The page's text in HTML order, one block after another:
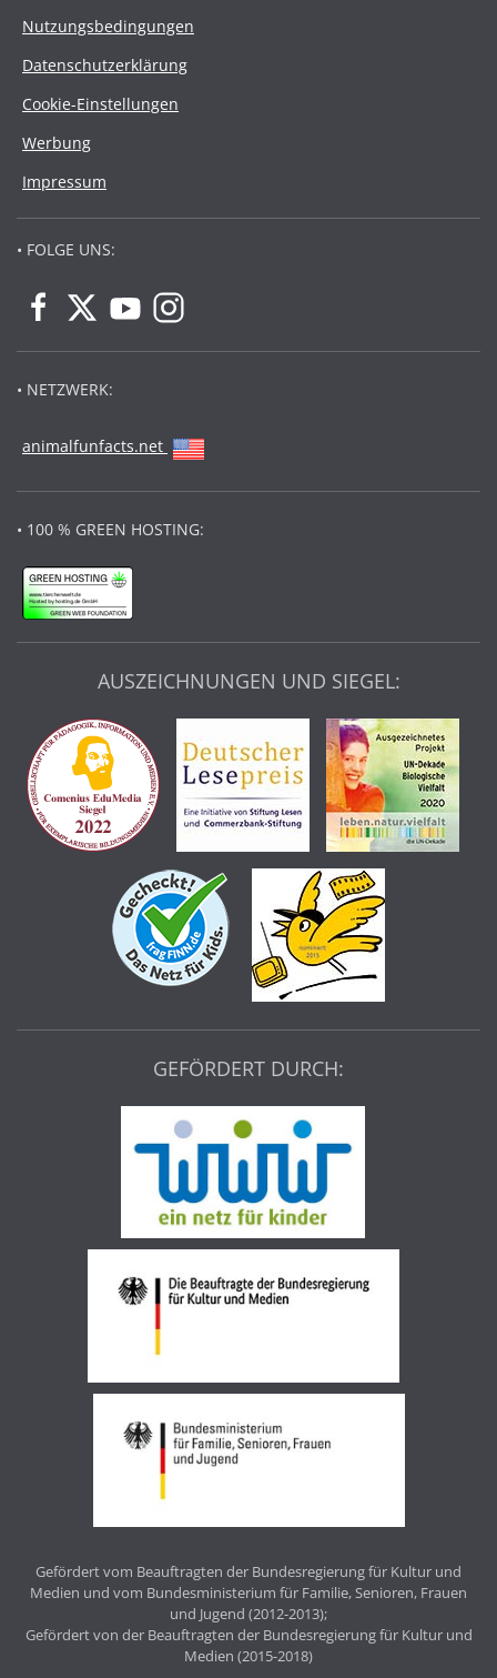
Nutzungsbedingungen
Datenschutzerklärung
Cookie-Einstellungen
Werbung
Impressum
• FOLGE UNS:
• NETZWERK:
animalfunfacts.net
• 100 % GREEN HOSTING:
AUSZEICHNUNGEN UND SIEGEL:
GEFÖRDERT DURCH:
Gefördert vom Beauftragten der Bundesregierung für Kultur und
Medien und vom Bundesministerium für Familie, Senioren, Frauen
und Jugend (2012-2013);
Gefördert von der Beauftragten der Bundesregierung für Kultur und
Medien (2015-2018)